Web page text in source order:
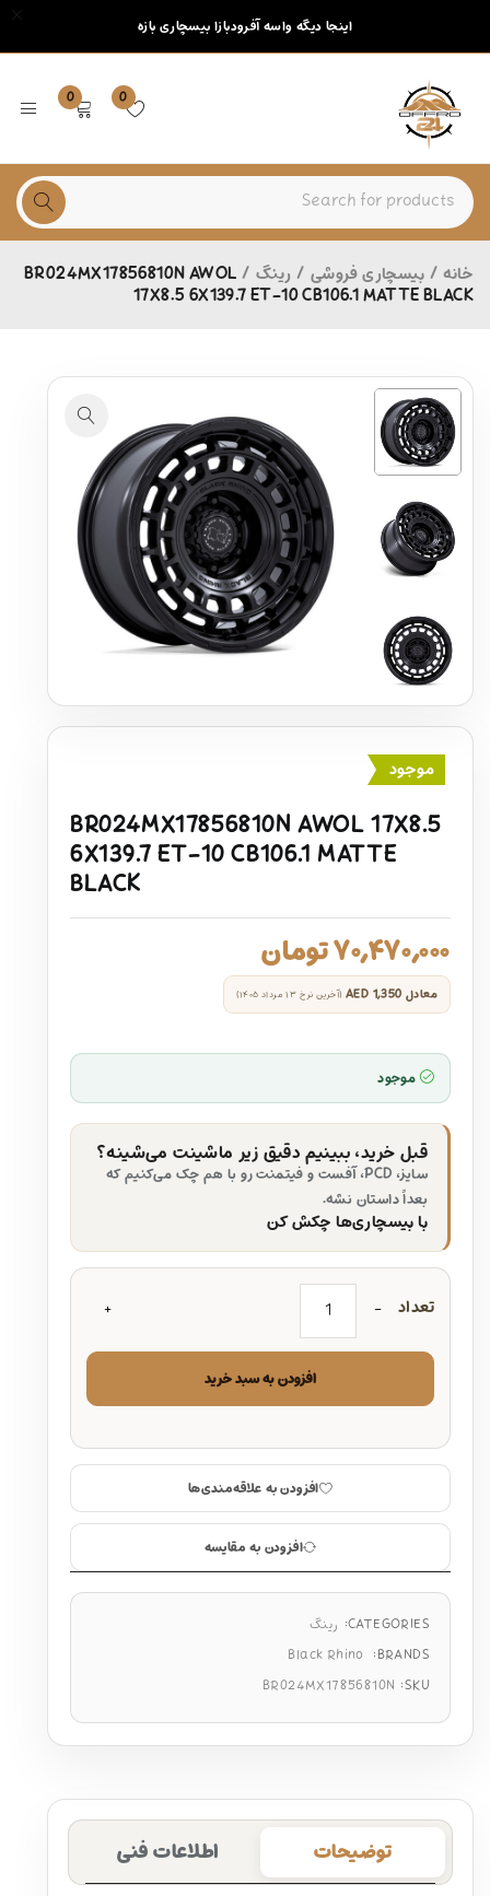
اینجا دیگه واسه آفرودبازا بیسچاری بازه
0
0
خانه / بیسچاری فروشی / رینگ /
BR024MX17856810N AWOL
17X8.5 6X139.7 ET-10 CB106.1 MATTE BLACK
موجود
BR024MX17856810N AWOL 17X8.5
6X139.7 ET-10 CB106.1 MATTE
BLACK
۷۰,۴۷۰,۰۰۰تومان
معادل AED 1,350 (آخرین نرخ ۱۳ مرداد ۱۴۰۵)
موجود
قبل خرید، ببینیم دقیق زیر ماشینت می‌شینه؟
سایز، PCD، آفست و فیتمنت رو با هم چک می‌کنیم که
بعداً داستان نشه.
با بیسچاری‌ها چکش کن
تعداد
افزودن به سبد خرید
افزودن به علاقه‌مندی‌ها
افزودن به مقایسه
CATEGORIES: رینگ
BRANDS:
Black Rhino
SKU:
BR024MX17856810N
توضیحات اطلاعات فنی